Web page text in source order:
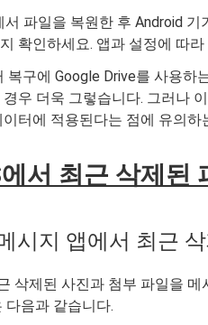
서 파일을 복원한 후 Android
확인하세요. 앱과 설정에 따
복구에 Google Drive를 사용하
우 더욱 그렇습니다. 그러나
터에 적용된다는 점에 유의하
서 최근 삭제된
시지 앱에서 최근
삭제된 사진과 첨부 파일을
다음과 같습니다.